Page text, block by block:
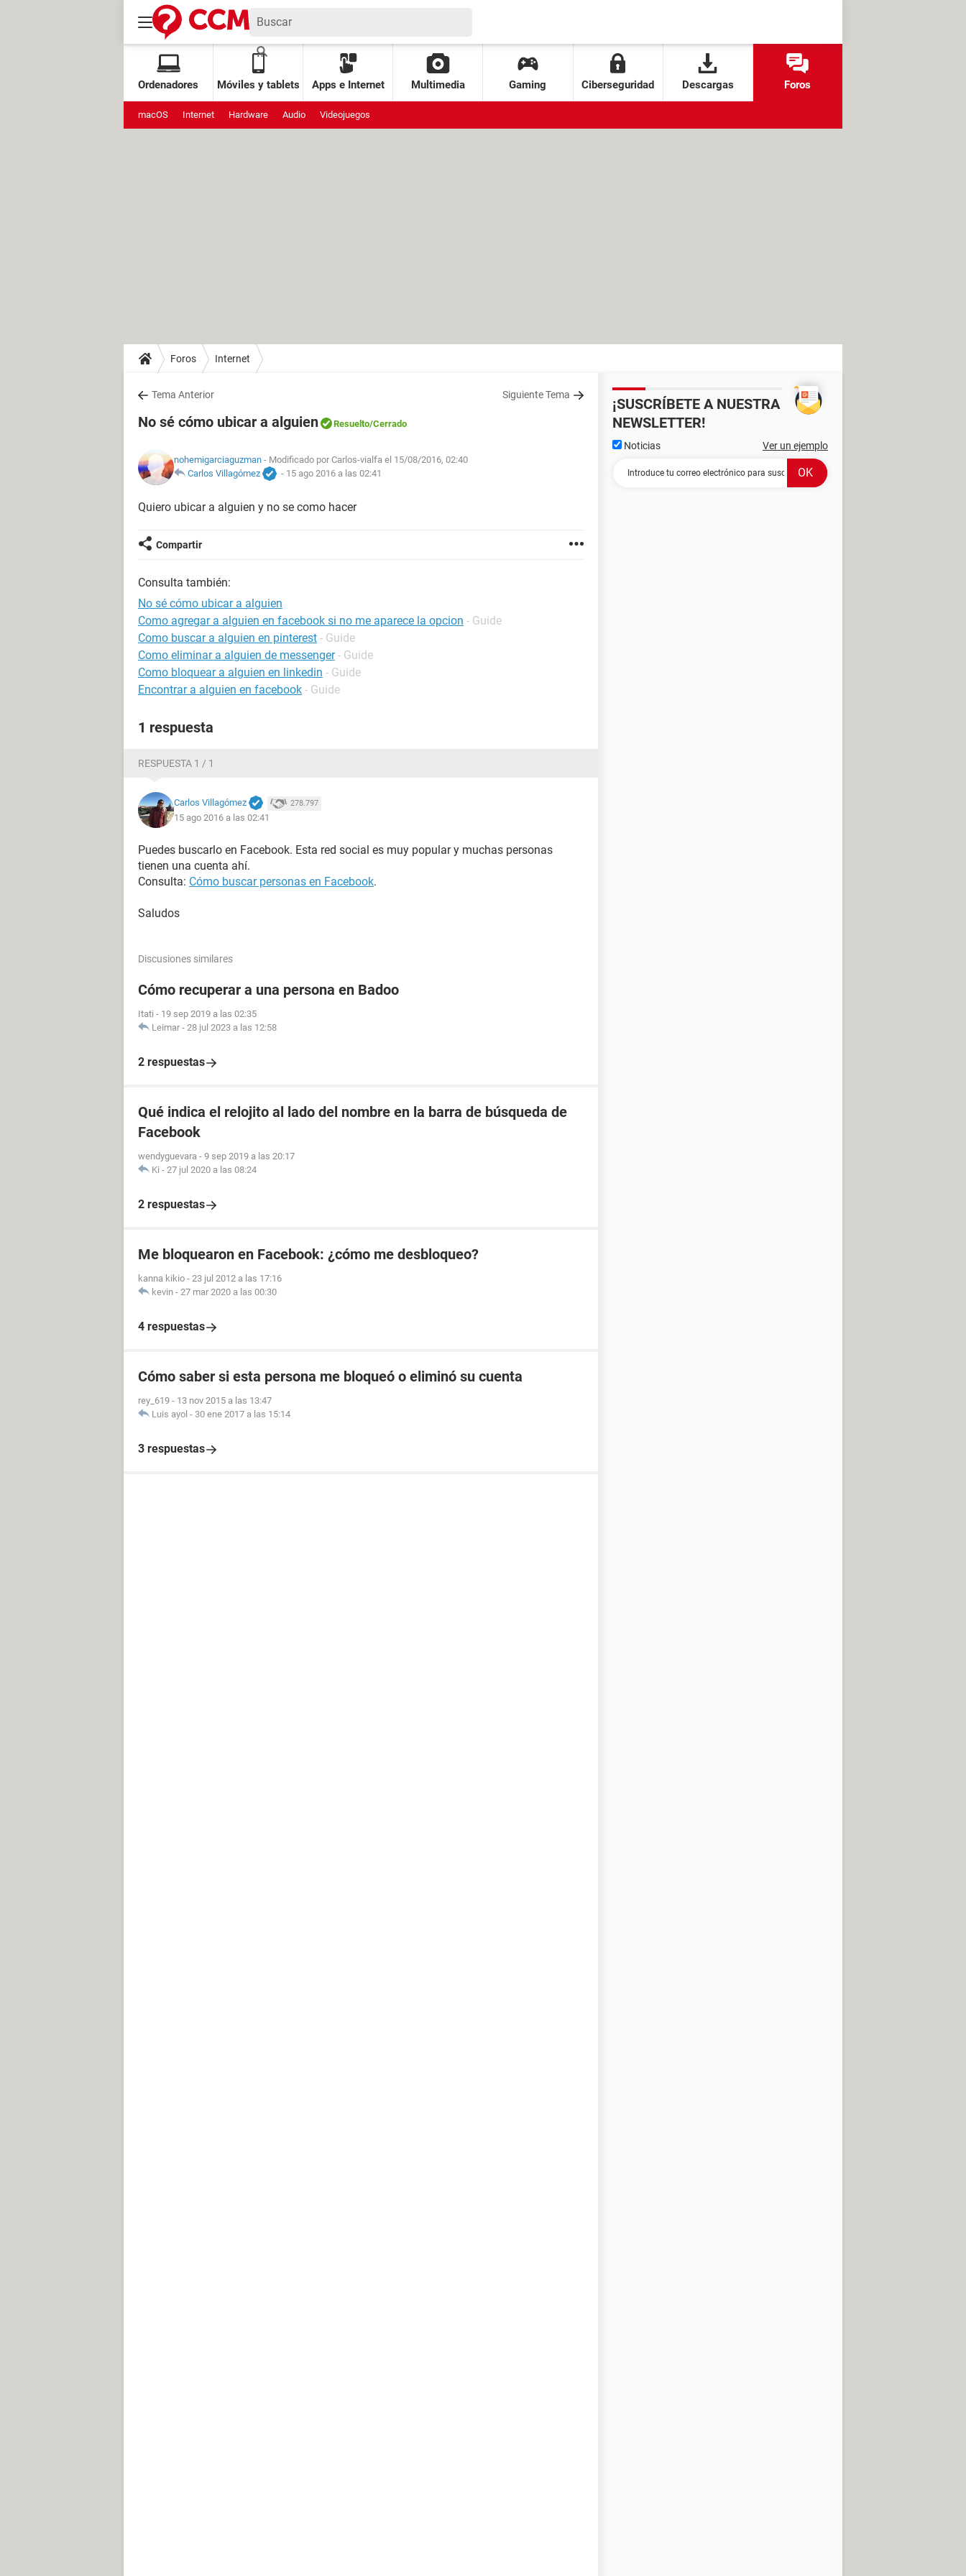
Ordenadores Móviles y tablets Apps e Internet Multimedia Gaming Ciberseguridad Descargas Foros
macOS Internet Hardware Audio Videojuegos
Foros Internet
Tema Anterior Siguiente Tema
No sé cómo ubicar a alguien Resuelto/Cerrado
nohemigarciaguzman - Modificado por Carlos-vialfa el 15/08/2016, 02:40
Carlos Villagómez
- 15 ago 2016 a las 02:41
Quiero ubicar a alguien y no se como hacer
Compartir
Consulta también:
No sé cómo ubicar a alguien
Como agregar a alguien en facebook si no me aparece la opcion - Guide
Como buscar a alguien en pinterest - Guide
Como eliminar a alguien de messenger - Guide
Como bloquear a alguien en linkedin - Guide
Encontrar a alguien en facebook - Guide
1 respuesta
RESPUESTA 1 / 1
Carlos Villagómez 278.797
15 ago 2016 a las 02:41
Puedes buscarlo en Facebook. Esta red social es muy popular y muchas personas
tienen una cuenta ahí.
Consulta: Cómo buscar personas en Facebook.
Saludos
Discusiones similares
Cómo recuperar a una persona en Badoo
Itati - 19 sep 2019 a las 02:35
Leimar - 28 jul 2023 a las 12:58
2 respuestas
Qué indica el relojito al lado del nombre en la barra de búsqueda de
Facebook
wendyguevara - 9 sep 2019 a las 20:17
Ki - 27 jul 2020 a las 08:24
2 respuestas
Me bloquearon en Facebook: ¿cómo me desbloqueo?
kanna kikio - 23 jul 2012 a las 17:16
kevin - 27 mar 2020 a las 00:30
4 respuestas
Cómo saber si esta persona me bloqueó o eliminó su cuenta
rey_619 - 13 nov 2015 a las 13:47
Luis ayol - 30 ene 2017 a las 15:14
3 respuestas
¡SUSCRÍBETE A NUESTRA
NEWSLETTER!
Noticias Ver un ejemplo